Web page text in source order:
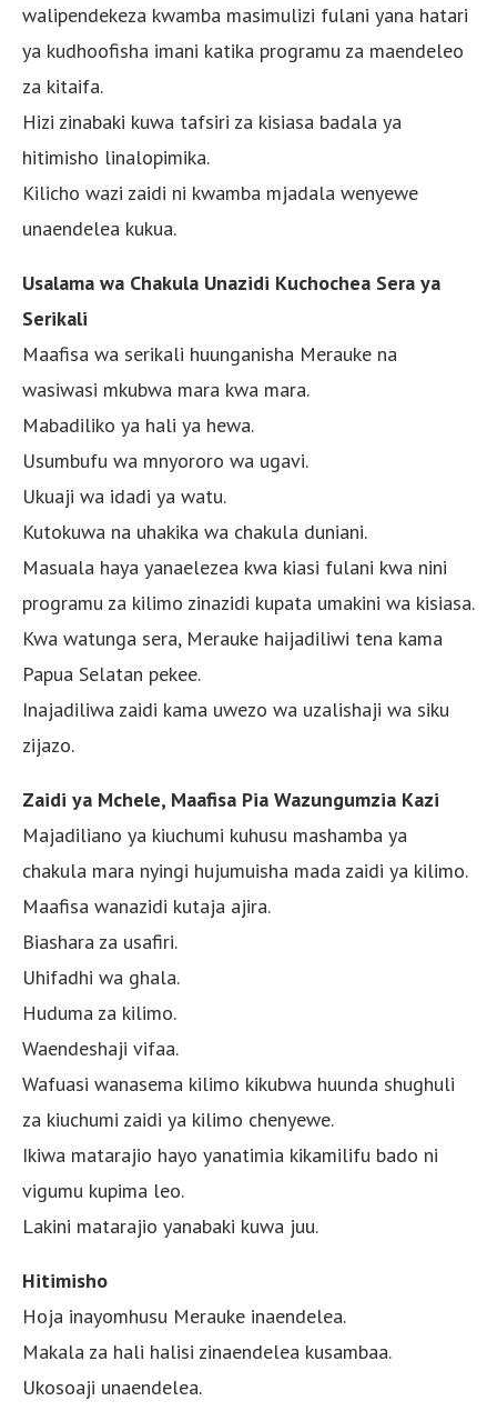
walipendekeza kwamba masimulizi fulani yana hatari
ya kudhoofisha imani katika programu za maendeleo
za kitaifa.
Hizi zinabaki kuwa tafsiri za kisiasa badala ya
hitimisho linalopimika.
Kilicho wazi zaidi ni kwamba mjadala wenyewe
unaendelea kukua.
Usalama wa Chakula Unazidi Kuchochea Sera ya
Serikali
Maafisa wa serikali huunganisha Merauke na
wasiwasi mkubwa mara kwa mara.
Mabadiliko ya hali ya hewa.
Usumbufu wa mnyororo wa ugavi.
Ukuaji wa idadi ya watu.
Kutokuwa na uhakika wa chakula duniani.
Masuala haya yanaelezea kwa kiasi fulani kwa nini
programu za kilimo zinazidi kupata umakini wa kisiasa.
Kwa watunga sera, Merauke haijadiliwi tena kama
Papua Selatan pekee.
Inajadiliwa zaidi kama uwezo wa uzalishaji wa siku
zijazo.
Zaidi ya Mchele, Maafisa Pia Wazungumzia Kazi
Majadiliano ya kiuchumi kuhusu mashamba ya
chakula mara nyingi hujumuisha mada zaidi ya kilimo.
Maafisa wanazidi kutaja ajira.
Biashara za usafiri.
Uhifadhi wa ghala.
Huduma za kilimo.
Waendeshaji vifaa.
Wafuasi wanasema kilimo kikubwa huunda shughuli
za kiuchumi zaidi ya kilimo chenyewe.
Ikiwa matarajio hayo yanatimia kikamilifu bado ni
vigumu kupima leo.
Lakini matarajio yanabaki kuwa juu.
Hitimisho
Hoja inayomhusu Merauke inaendelea.
Makala za hali halisi zinaendelea kusambaa.
Ukosoaji unaendelea.